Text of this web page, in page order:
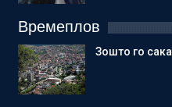
Времеплов
Зошто го